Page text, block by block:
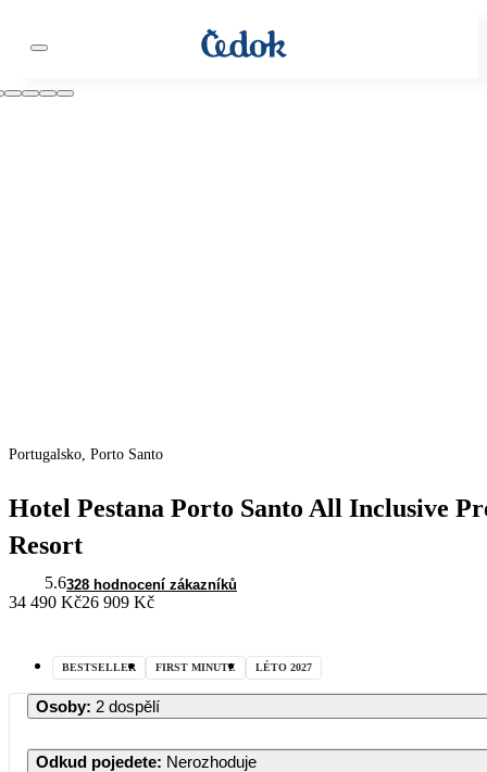
Portugalsko, Porto Santo
Hotel Pestana Porto Santo All Inclusive
Resort
5.6328 hodnocení zákazníků
34 490 Kč26 909 Kč
BESTSELLER FIRST MINUTE LÉTO 2027
Osoby: 2 dospělí
Odkud pojedete: Nerozhoduje